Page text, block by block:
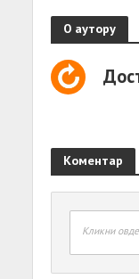
О аутору
Коментар
Кликни